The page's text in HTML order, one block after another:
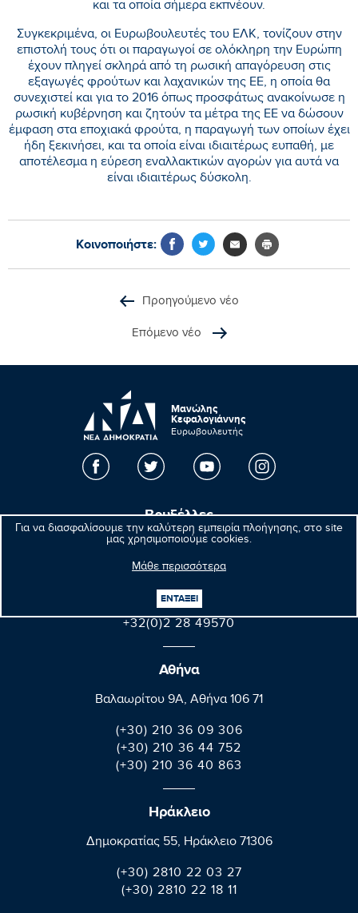
Για να διασφαλίσουμε την καλύτερη εμπειρία πλοήγησης, στο site
μας χρησιμοποιούμε cookies.
Μάθε περισσότερα
ΕΝΤΑΞΕΙ
και τα οποία σήμερα εκπνέουν.
Συγκεκριμένα, οι Ευρωβουλευτές του ΕΛΚ, τονίζουν στην
επιστολή τους ότι οι παραγωγοί σε ολόκληρη την Ευρώπη
έχουν πληγεί σκληρά από τη ρωσική απαγόρευση στις
εξαγωγές φρούτων και λαχανικών της ΕΕ, η οποία θα
συνεχιστεί και για το 2016 όπως προσφάτως ανακοίνωσε η
ρωσική κυβέρνηση και ζητούν τα μέτρα της ΕΕ να δώσουν
έμφαση στα εποχιακά φρούτα, η παραγωγή των οποίων έχει
ήδη ξεκινήσει, και τα οποία είναι ιδιαιτέρως ευπαθή, με
αποτέλεσμα η εύρεση εναλλακτικών αγορών για αυτά να
είναι ιδιαιτέρως δύσκολη.
Κοινοποιήστε:
Προηγούμενο νέο
Επόμενο νέο
Μανώλης
Κεφαλογιάννης
Ευρωβουλευτής
Βρυξέλλες
Parlement européen Bât. Altiero Spinelli
08E165 60, rue Wiertz / Wiertzstraat 60
B-1047 Bruxelles/Brussel
+32(0)2 28 45570
+32(0)2 28 49570
Αθήνα
Βαλαωρίτου 9A, Aθήνα 106 71
(+30) 210 36 09 306
(+30) 210 36 44 752
(+30) 210 36 40 863
Ηράκλειο
Δημοκρατίας 55, Ηράκλειο 71306
(+30) 2810 22 03 27
(+30) 2810 22 18 11